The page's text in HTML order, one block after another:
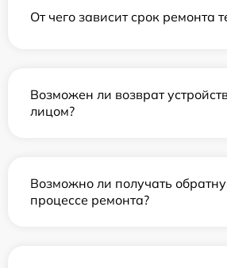
От чего зависит срок ремонта
Возможен ли возврат
лицом?
Возможно ли получать
процессе ремонта?